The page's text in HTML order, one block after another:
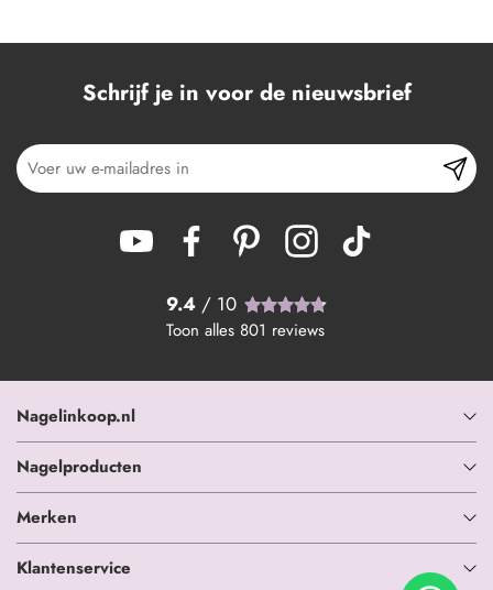
Schrijf je in voor de nieuwsbrief
9.4 / 10
Toon alles 801 reviews
Nagelinkoop.nl
Nagelproducten
Merken
Klantenservice